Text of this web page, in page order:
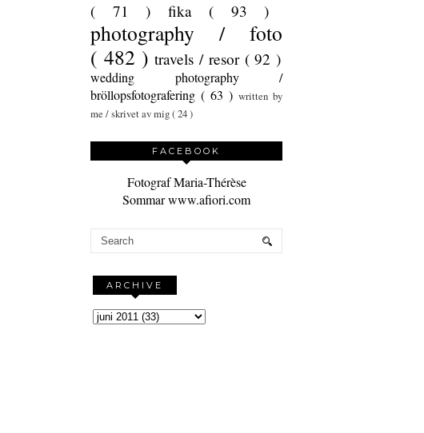
( 71 ) fika ( 93 )
photography / foto
( 482 )travels / resor ( 92 )
wedding photography /
bröllopsfotografering ( 63 ) written by
me / skrivet av mig( 24 )
FACEBOOK
Fotograf Maria-Thérèse
Sommar www.afiori.com
ARCHIVE